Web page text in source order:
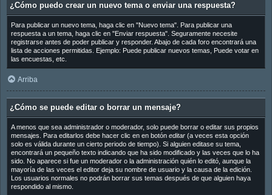
¿Cómo puedo crear un nuevo tema o enviar una respuesta?
Para publicar un nuevo tema, haga clic en "Nuevo tema". Para publicar una
respuesta a un tema, haga clic en "Enviar respuesta". Seguramente necesite
registrarse antes de poder publicar y responder. Abajo de cada foro encontrará una
lista de acciones permitidas. Ejemplo: Puede publicar nuevos temas, Puede votar en
las encuestas, etc.
Arriba
¿Cómo se puede editar o borrar un mensaje?
A menos que sea administrador o moderador, solo puede borrar o editar sus propios
mensajes. Para editarlos debe hacer clic en en botón editar(a veces esta opción
solo es válida durante un cierto periodo de tiempo). Si alguien editase su tema,
encontrará un pequeño texto indicando que ha sido modificado y las veces que lo ha
sido. No aparece si fue un moderador o la administración quién lo editó, aunque la
mayoría de las veces el editor deja su nombre de usuario y la causa de la edición.
Los usuarios normales no podrán borrar sus temas después de que alguien haya
respondido al mismo.